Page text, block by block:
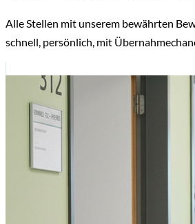
Alle Stellen mit unserem bewährten
schnell, persönlich, mit